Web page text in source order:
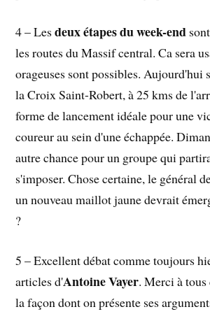
4 – Lesdeux étapes du week-end
les routes du Massif central. Ca sera
orageuses sont possibles. Aujourd'hui
la Croix Saint-Robert, à 25 kms de
forme de lancement idéale pour une
coureur au sein d'une échappée.
autre chance pour un groupe qui
s'imposer. Chose certaine, le général
un nouveau maillot jaune devrait
?
5 – Excellent débat comme toujours
articles d'Antoine Vayer. Merci à
la façon dont on présente ses